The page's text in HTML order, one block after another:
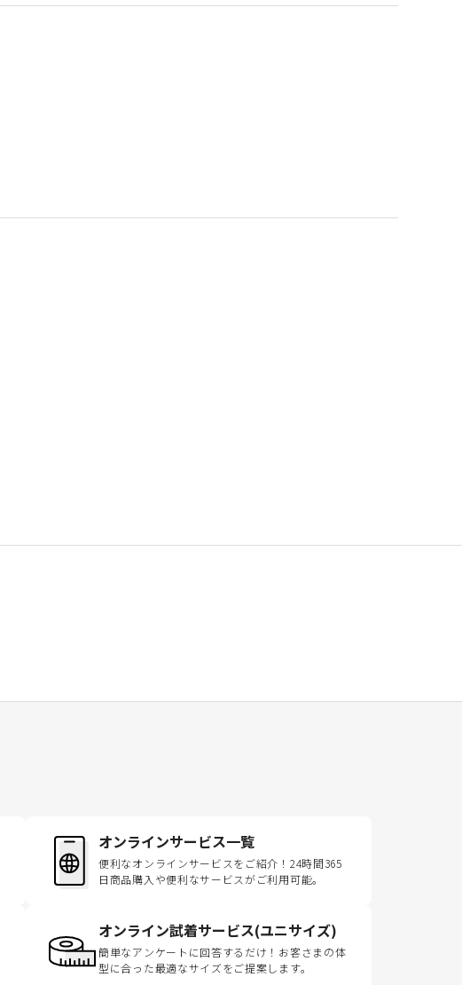
オンラインサービス一覧
便利なオンラインサービスをご紹介！24時間365
日商品購入や便利なサービスがご利用可能。
オンライン試着サービス(ユニサイズ)
簡単なアンケートに回答するだけ！お客さまの体
型に合った最適なサイズをご提案します。